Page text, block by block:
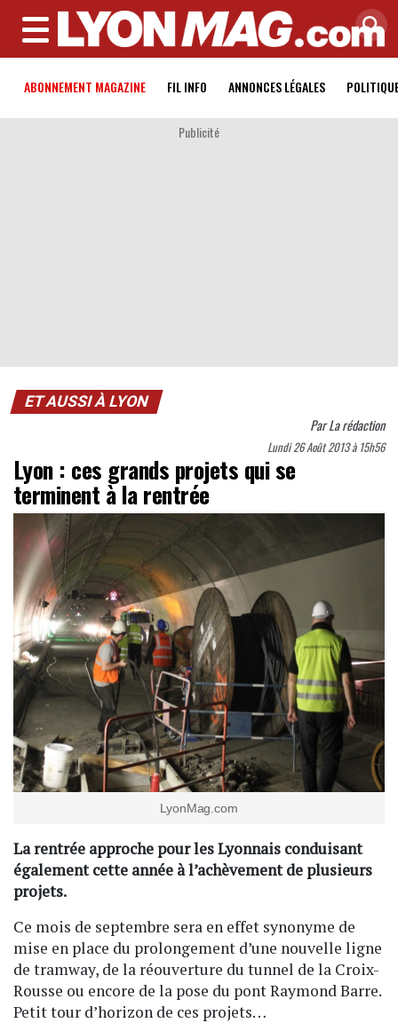
MENU
ABONNEMENT MAGAZINE FIL INFO ANNONCES LÉGALES
Publicité
ET AUSSI À LYON
ParLa rédaction
Lundi 26 Août 2013 à 15h56
Lyon : ces grands projets qui se
terminent à la rentrée
LyonMag.com
La rentrée approche pour les Lyonnais conduisant
également cette année à l’achèvement de plusieurs
projets.
Ce mois de septembre sera en effet synonyme de
mise en place du prolongement d’une nouvelle ligne
de tramway, de la réouverture du tunnel de la Croix-
Rousse ou encore de la pose du pont Raymond Barre.
Petit tour d’horizon de ces projets…